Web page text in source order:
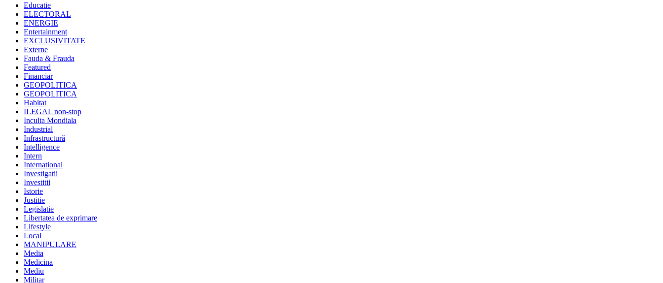
Educatie
ELECTORAL
ENERGIE
Entertainment
EXCLUSIVITATE
Externe
Fauda & Frauda
Featured
Financiar
GEOPOLITICA
GEOPOLITICA
Habitat
ILEGAL non-stop
Inculta Mondiala
Industrial
Infrastructură
Intelligence
Intern
International
Investigatii
Investitii
Istorie
Justitie
Legislatie
Libertatea de exprimare
Lifestyle
Local
MANIPULARE
Media
Medicina
Mediu
Militar